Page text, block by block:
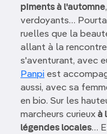
piments à l'automne
verdoyants…
ruelles que la
allant à la
s'aventurant, avec
Panpi est
aussi, avec sa
en bio. Sur les
marcheurs curieux à
légendes locales…